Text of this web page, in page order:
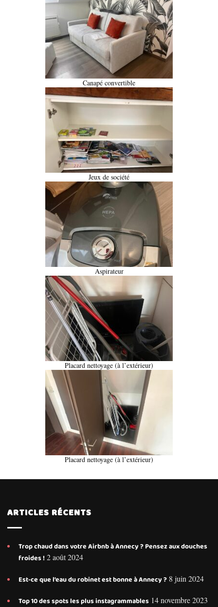
Canapé convertible
Jeux de société
Aspirateur
Placard nettoyage (à l’extérieur)
Placard nettoyage (à l’extérieur)
ARTICLES RÉCENTS
Trop chaud dans votre Airbnb à Annecy ? Pensez aux douches
froides ! 2 août 2024
Est-ce que l’eau du robinet est bonne à Annecy ? 8 juin 2024
Top 10 des spots les plus instagrammables 14 novembre 2023